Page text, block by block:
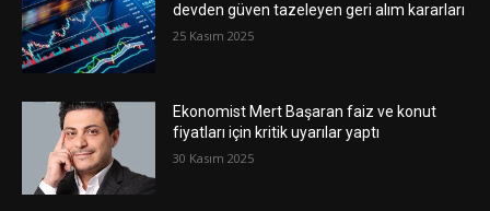
devden güven tazeleyen geri alım kararları
25 Kasım 2025
Ekonomist Mert Başaran faiz ve konut
fiyatları için kritik uyarılar yaptı
30 Kasım 2025